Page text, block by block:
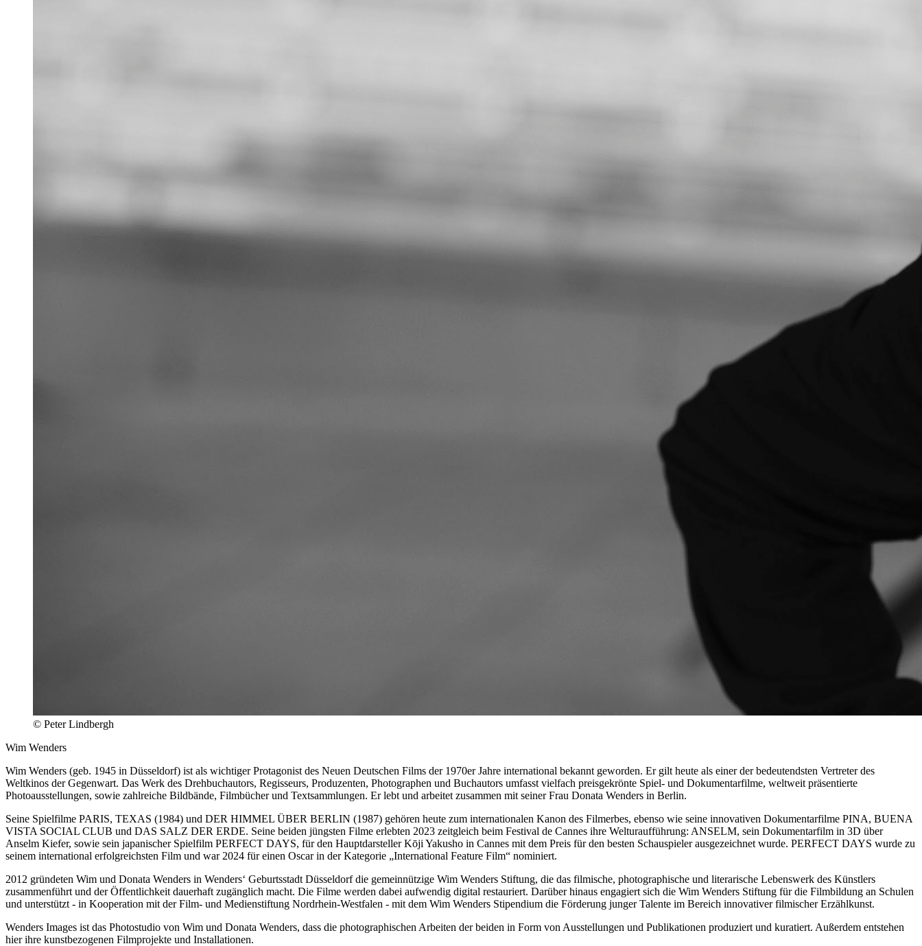
© Peter Lindbergh
Wim Wenders
Wim Wenders (geb. 1945 in Düsseldorf) ist als wichtiger Protagonist des Neuen Deutschen Films der 1970er Jahre international bekannt geworden. Er gilt heute als einer der bedeutendsten Vertreter des
Weltkinos der Gegenwart. Das Werk des Drehbuchautors, Regisseurs, Produzenten, Photographen und Buchautors umfasst vielfach preisgekrönte Spiel- und Dokumentarfilme, weltweit präsentierte
Photoausstellungen, sowie zahlreiche Bildbände, Filmbücher und Textsammlungen. Er lebt und arbeitet zusammen mit seiner Frau Donata Wenders in Berlin.
Seine Spielfilme PARIS, TEXAS (1984) und DER HIMMEL ÜBER BERLIN (1987) gehören heute zum internationalen Kanon des Filmerbes, ebenso wie seine innovativen Dokumentarfilme PINA, BUENA
VISTA SOCIAL CLUB und DAS SALZ DER ERDE. Seine beiden jüngsten Filme erlebten 2023 zeitgleich beim Festival de Cannes ihre Welturaufführung: ANSELM, sein Dokumentarfilm in 3D über
Anselm Kiefer, sowie sein japanischer Spielfilm PERFECT DAYS, für den Hauptdarsteller Kōji Yakusho in Cannes mit dem Preis für den besten Schauspieler ausgezeichnet wurde. PERFECT DAYS wurde zu
seinem international erfolgreichsten Film und war 2024 für einen Oscar in der Kategorie „International Feature Film“ nominiert.
2012 gründeten Wim und Donata Wenders in Wenders‘ Geburtsstadt Düsseldorf die gemeinnützige Wim Wenders Stiftung, die das filmische, photographische und literarische Lebenswerk des Künstlers
zusammenführt und der Öffentlichkeit dauerhaft zugänglich macht. Die Filme werden dabei aufwendig digital restauriert. Darüber hinaus engagiert sich die Wim Wenders Stiftung für die Filmbildung an Schulen
und unterstützt - in Kooperation mit der Film- und Medienstiftung Nordrhein-Westfalen - mit dem Wim Wenders Stipendium die Förderung junger Talente im Bereich innovativer filmischer Erzählkunst.
Wenders Images ist das Photostudio von Wim und Donata Wenders, dass die photographischen Arbeiten der beiden in Form von Ausstellungen und Publikationen produziert und kuratiert. Außerdem entstehen
hier ihre kunstbezogenen Filmprojekte und Installationen.